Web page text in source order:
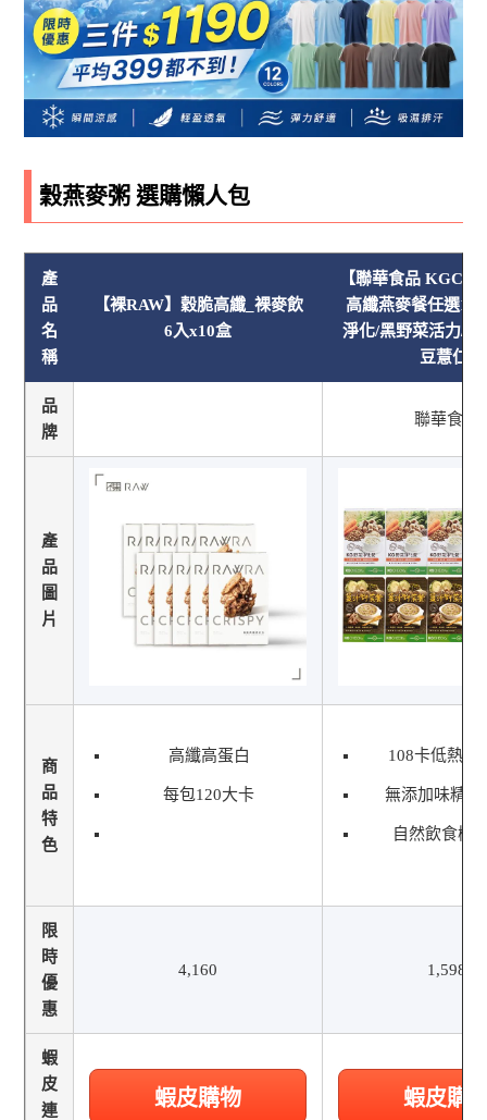
穀燕麥粥 選購懶人包
產
品
名
稱
【裸RAW】穀脆高纖_裸麥飲
6入x10盒
【聯華食品
高纖燕麥餐任選10
淨化/黑野菜活力/薑
豆薏仁)
品
牌
聯華食品
產
品
圖
片
商
品
特
色
高纖高蛋白
每包120大卡
108卡低熱量
無添加味精、
自然飲食概
限
時
優
惠
4,160 1,598
蝦
皮
連
蝦皮購物 蝦皮購